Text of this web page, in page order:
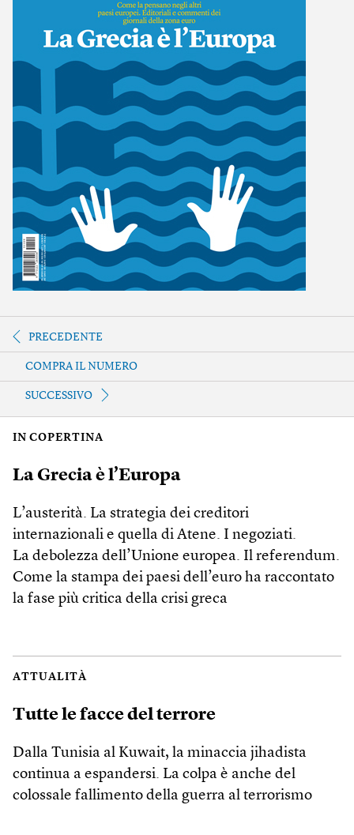
PRECEDENTE
COMPRA IL NUMERO
SUCCESSIVO
IN COPERTINA
La Grecia è l’Europa
L’austerità. La strategia dei creditori
internazionali e quella di Atene. I negoziati.
La debolezza dell’Unione europea. Il referendum.
Come la stampa dei paesi dell’euro ha raccontato
la fase più critica della crisi greca
ATTUALITÀ
Tutte le facce del terrore
Dalla Tunisia al Kuwait, la minaccia jihadista
continua a espandersi. La colpa è anche del
colossale fallimento della guerra al terrorismo